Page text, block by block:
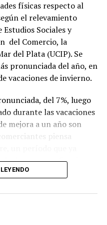
físicas respecto al
el relevamiento
Sociales y
del Comercio, la
del Plata (UCIP). Se
pronunciada del año, en
vacaciones de invierno.
del 7%, luego
durante las vacaciones
mejora a un año son
piensa
de verano", afirmó
rentabilidad. Solo 15 de
que su rentabilidad es
la reinversión", agregó.